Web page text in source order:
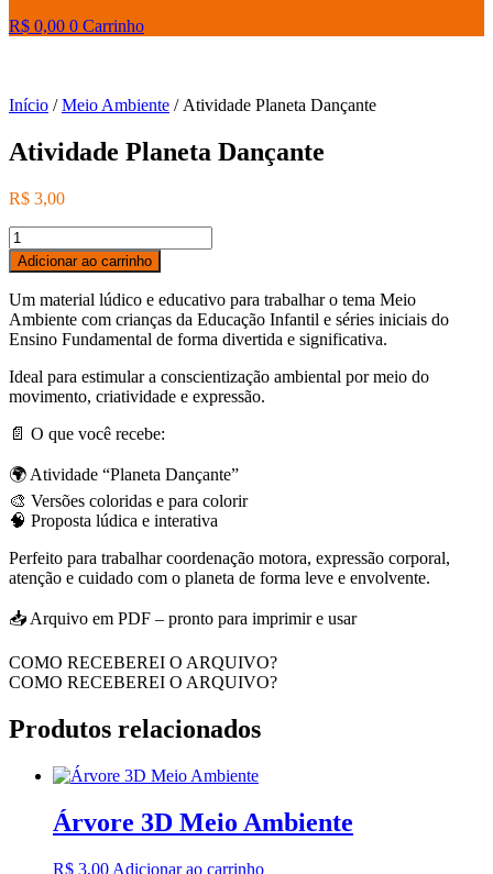
R$ 0,00 0 Carrinho
Início /Meio Ambiente / Atividade Planeta Dançante
Atividade Planeta Dançante
R$ 3,00
Atividade
Planeta
Dançante
quantidade
Adicionar ao carrinho
Um material lúdico e educativo para trabalhar o tema Meio
Ambiente com crianças da Educação Infantil e séries iniciais do
Ensino Fundamental de forma divertida e significativa.
Ideal para estimular a conscientização ambiental por meio do
movimento, criatividade e expressão.
📄 O que você recebe:
🌍 Atividade “Planeta Dançante”
🎨 Versões coloridas e para colorir
🧠 Proposta lúdica e interativa
Perfeito para trabalhar coordenação motora, expressão corporal,
atenção e cuidado com o planeta de forma leve e envolvente.
📥 Arquivo em PDF – pronto para imprimir e usar
COMO RECEBEREI O ARQUIVO?
COMO RECEBEREI O ARQUIVO?
Produtos relacionados
Árvore 3D Meio Ambiente
R$ 3,00 Adicionar ao carrinho